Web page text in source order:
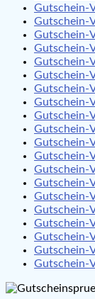
Gutschein-
Gutschein-
Gutschein-
Gutschein-
Gutschein-
Gutschein-
Gutschein-
Gutschein-
Gutschein-
Gutschein-
Gutschein-
Gutschein-
Gutschein-
Gutschein-
Gutschein-
Gutschein-
Gutschein-
Gutschein-
Gutschein-
Gutschein-